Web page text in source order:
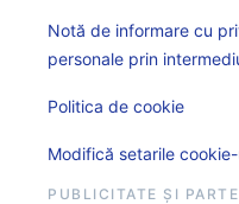
Notă de informare cu
personale prin
Politica de cookie
Modifică setarile
PUBLICITATE ȘI